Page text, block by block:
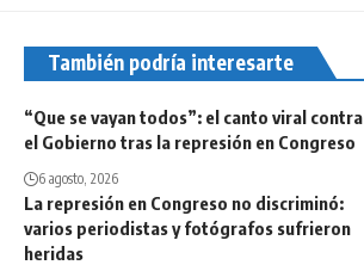
También podría interesarte
“Que se vayan todos”: el canto viral contra
el Gobierno tras la represión en Congreso
6 agosto, 2026
La represión en Congreso no discriminó:
varios periodistas y fotógrafos sufrieron
heridas